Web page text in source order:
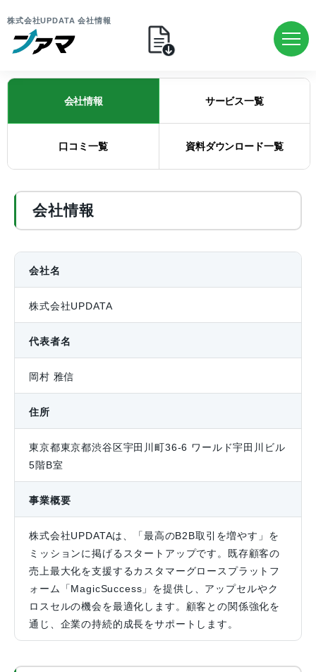
株式会社UPDATA 会社情報
会社情報 サービス一覧
口コミ一覧 資料ダウンロード一覧
会社情報
会社名
株式会社UPDATA
代表者名
岡村 雅信
住所
東京都東京都渋谷区宇田川町36-6 ワールド宇田川ビル
5階B室
事業概要
株式会社UPDATAは、「最高のB2B取引を増やす」を
ミッションに掲げるスタートアップです。既存顧客の
売上最大化を支援するカスタマーグロースプラットフ
ォーム「MagicSuccess」を提供し、アップセルやク
ロスセルの機会を最適化します。顧客との関係強化を
通じ、企業の持続的成長をサポートします。